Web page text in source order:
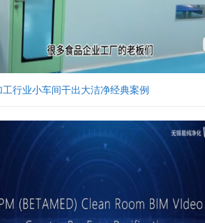
工行业小车间干出大洁净经典案例